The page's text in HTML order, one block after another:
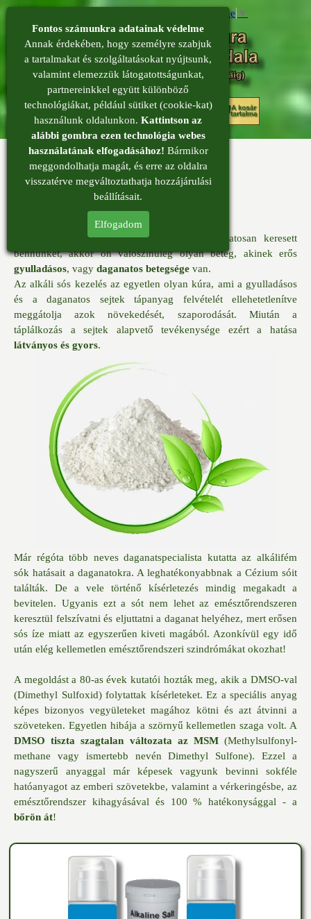
Select Language ▼
menü
Örülünk, hogy rátalált oldalunkra. Ha céltudatosan keresett
bennünket, akkor ön valószínüleg olyan beteg, akinek erős
gyulladásos, vagy daganatos betegsége van.
Az alkáli sós kezelés az egyetlen olyan kúra, ami a gyulladásos
és a daganatos sejtek tápanyag felvételét ellehetetlenítve
meggátolja azok növekedését, szaporodását. Miután a
táplálkozás a sejtek alapvető tevékenysége ezért a hatása
látványos és gyors.
Már régóta több neves daganatspecialista kutatta az alkálifém
sók hatásait a daganatokra. A leghatékonyabbnak a Cézium sóit
találták. De a vele történő kísérletezés mindig megakadt a
bevitelen. Ugyanis ezt a sót nem lehet az emésztőrendszeren
keresztül felszívatni és eljuttatni a daganat helyéhez, mert erősen
sós íze miatt az egyszerűen kiveti magából. Azonkívül egy idő
után elég kellemetlen emésztőrendszeri szindrómákat okozhat!
A megoldást a 80-as évek kutatói hozták meg, akik a DMSO-val
(Dimethyl Sulfoxid) folytattak kísérleteket. Ez a speciális anyag
képes bizonyos vegyületeket magához kötni és azt átvinni a
szöveteken. Egyetlen hibája a szörnyű kellemetlen szaga volt. A
DMSO tiszta szagtalan változata az MSM (Methylsulfonyl-
methane vagy ismertebb nevén Dimethyl Sulfone). Ezzel a
nagyszerű anyaggal már képesek vagyunk bevinni sokféle
hatóanyagot az emberi szövetekbe, valamint a vérkeringésbe, az
emésztőrendszer kihagyásával és 100 % hatékonysággal - a
bőrön át!
Fontos számunkra adatainak védelme
Annak érdekében, hogy személyre szabjuk
a tartalmakat és szolgáltatásokat nyújtsunk,
valamint elemezzük látogatottságunkat,
partnereinkkel együtt különböző
technológiákat, például sütiket (cookie-kat)
használunk oldalunkon. Kattintson az
alábbi gombra ezen technológia webes
használatának elfogadásához! Bármikor
meggondolhatja magát, és erre az oldalra
visszatérve megváltoztathatja hozzájárulási
beállításait.
Elfogadom